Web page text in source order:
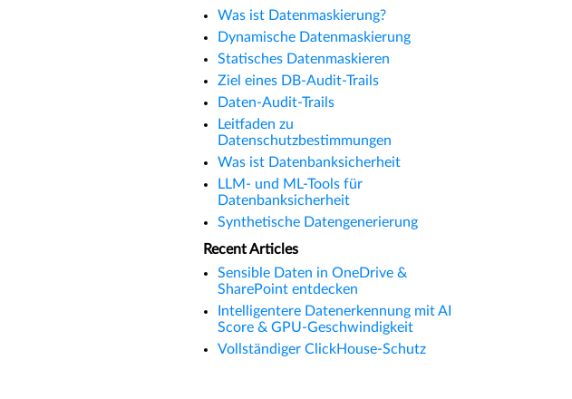
Was ist Datenmaskierung?
Dynamische Datenmaskierung
Statisches Datenmaskieren
Ziel eines DB-Audit-Trails
Daten-Audit-Trails
Leitfaden zu
Datenschutzbestimmungen
Was ist Datenbanksicherheit
LLM- und ML-Tools für
Datenbanksicherheit
Synthetische Datengenerierung
Recent Articles
Sensible Daten in OneDrive &
SharePoint entdecken
Intelligentere Datenerkennung mit AI
Score & GPU-Geschwindigkeit
Vollständiger ClickHouse-Schutz